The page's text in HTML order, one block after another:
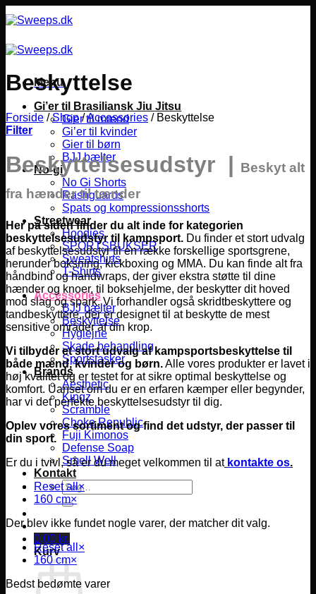
til
Menu
Gi’er til Brasiliansk Jiu Jitsu
Gier til mænd
Gi’er til kvinder
Gier til børn
BJJ bælter
No-gi
No Gi Shorts
Rashguards
Spats og kompressionsshorts
Streetwear
Hoodies
SPORTSBUKSER
Sweatshirts
T-Shirts
Accessories
BJJ bælter
Beskyttelse
Hygiejne
Skade behandling
Sportstasker
Brands
Aesthetic
Kingz
Scramble
Choke Republic
Fuji Kimonos
Defense Soap
Smell Well
Kontakt
Søg
efter:
0,00 kr.
Kurv
Beskyttelse
Forside / Shop /Accessories /Beskyttelse
Filter
Beskyttelsesudstyr | Beskyt alt
fra hænder til tænder
Her på siden finder du alt inde for kategorien
beskyttelsesudstyr til kampsport. Du finder et stort udvalg
af beskyttelsesudstyr til en række forskellige sportsgrene,
herunder boksning, kickboxing og MMA. Du kan finde alt fra
håndbind og handwraps, der giver ekstra støtte til dine
hænder og knoer, til boksehjelme, der beskytter dit hoved
mod slag og spark. Vi forhandler også skridtbeskyttere og
tandbeskyttere, der er designet til at beskytte de mest
sensitive områder af din krop.
Vi tilbyder et stort udvalg af kampsportsbeskyttelse til
både mænd, kvinder og børn.Alle vores produkter er lavet i
høj kvalitet og er testet for at sikre optimal beskyttelse og
komfort. Uanset om du er en erfaren kæmper eller begynder,
har vi det perfekte beskyttelsesudstyr til dig.
Oplev vores sortiment og find det udstyr, der passer til
din sport.
Er du i tvivl, så er du meget velkommen til at kontakte os.
Reset all×
160 cm×
Der blev ikke fundet nogle varer, der matcher dit valg.
Reset all ×
160 cm×
Bedst bedømte varer